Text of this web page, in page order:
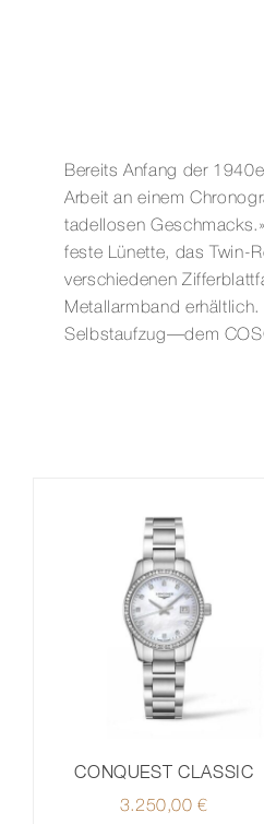
Bereits Anfang der
Arbeit an einem
tadellosen
feste Lünette, das Twin-
verschiedenen
Metallarmband
Selbstaufzug—dem
CONQUEST CLASSIC
3.250,00€